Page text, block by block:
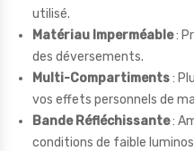
utilisé.
Matériau Imperméable:
des déversements.
Multi-Compartiments:
vos effets personnels de
Bande Réfléchissante:
conditions de faible